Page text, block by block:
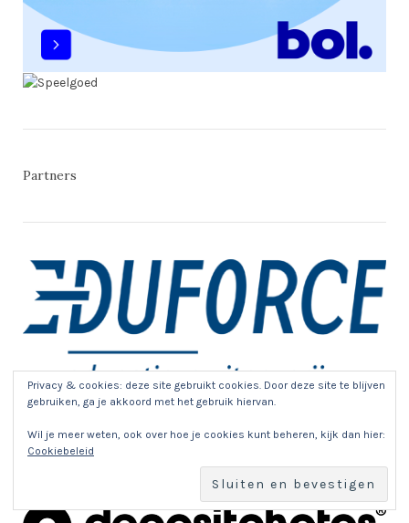
Partners
Privacy & cookies: deze site gebruikt cookies. Door deze site te blijven
gebruiken, ga je akkoord met het gebruik hiervan.
Wil je meer weten, ook over hoe je cookies kunt beheren, kijk dan hier:
Cookiebeleid